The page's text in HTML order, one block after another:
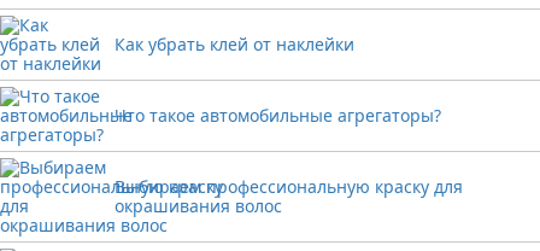
Как убрать клей от наклейки
Что такое автомобильные агрегаторы?
Выбираем профессиональную краску для
окрашивания волос